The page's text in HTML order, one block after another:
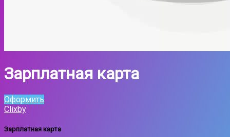
Зарплатная карта
Оформить
Clixby
Зарплатная карта